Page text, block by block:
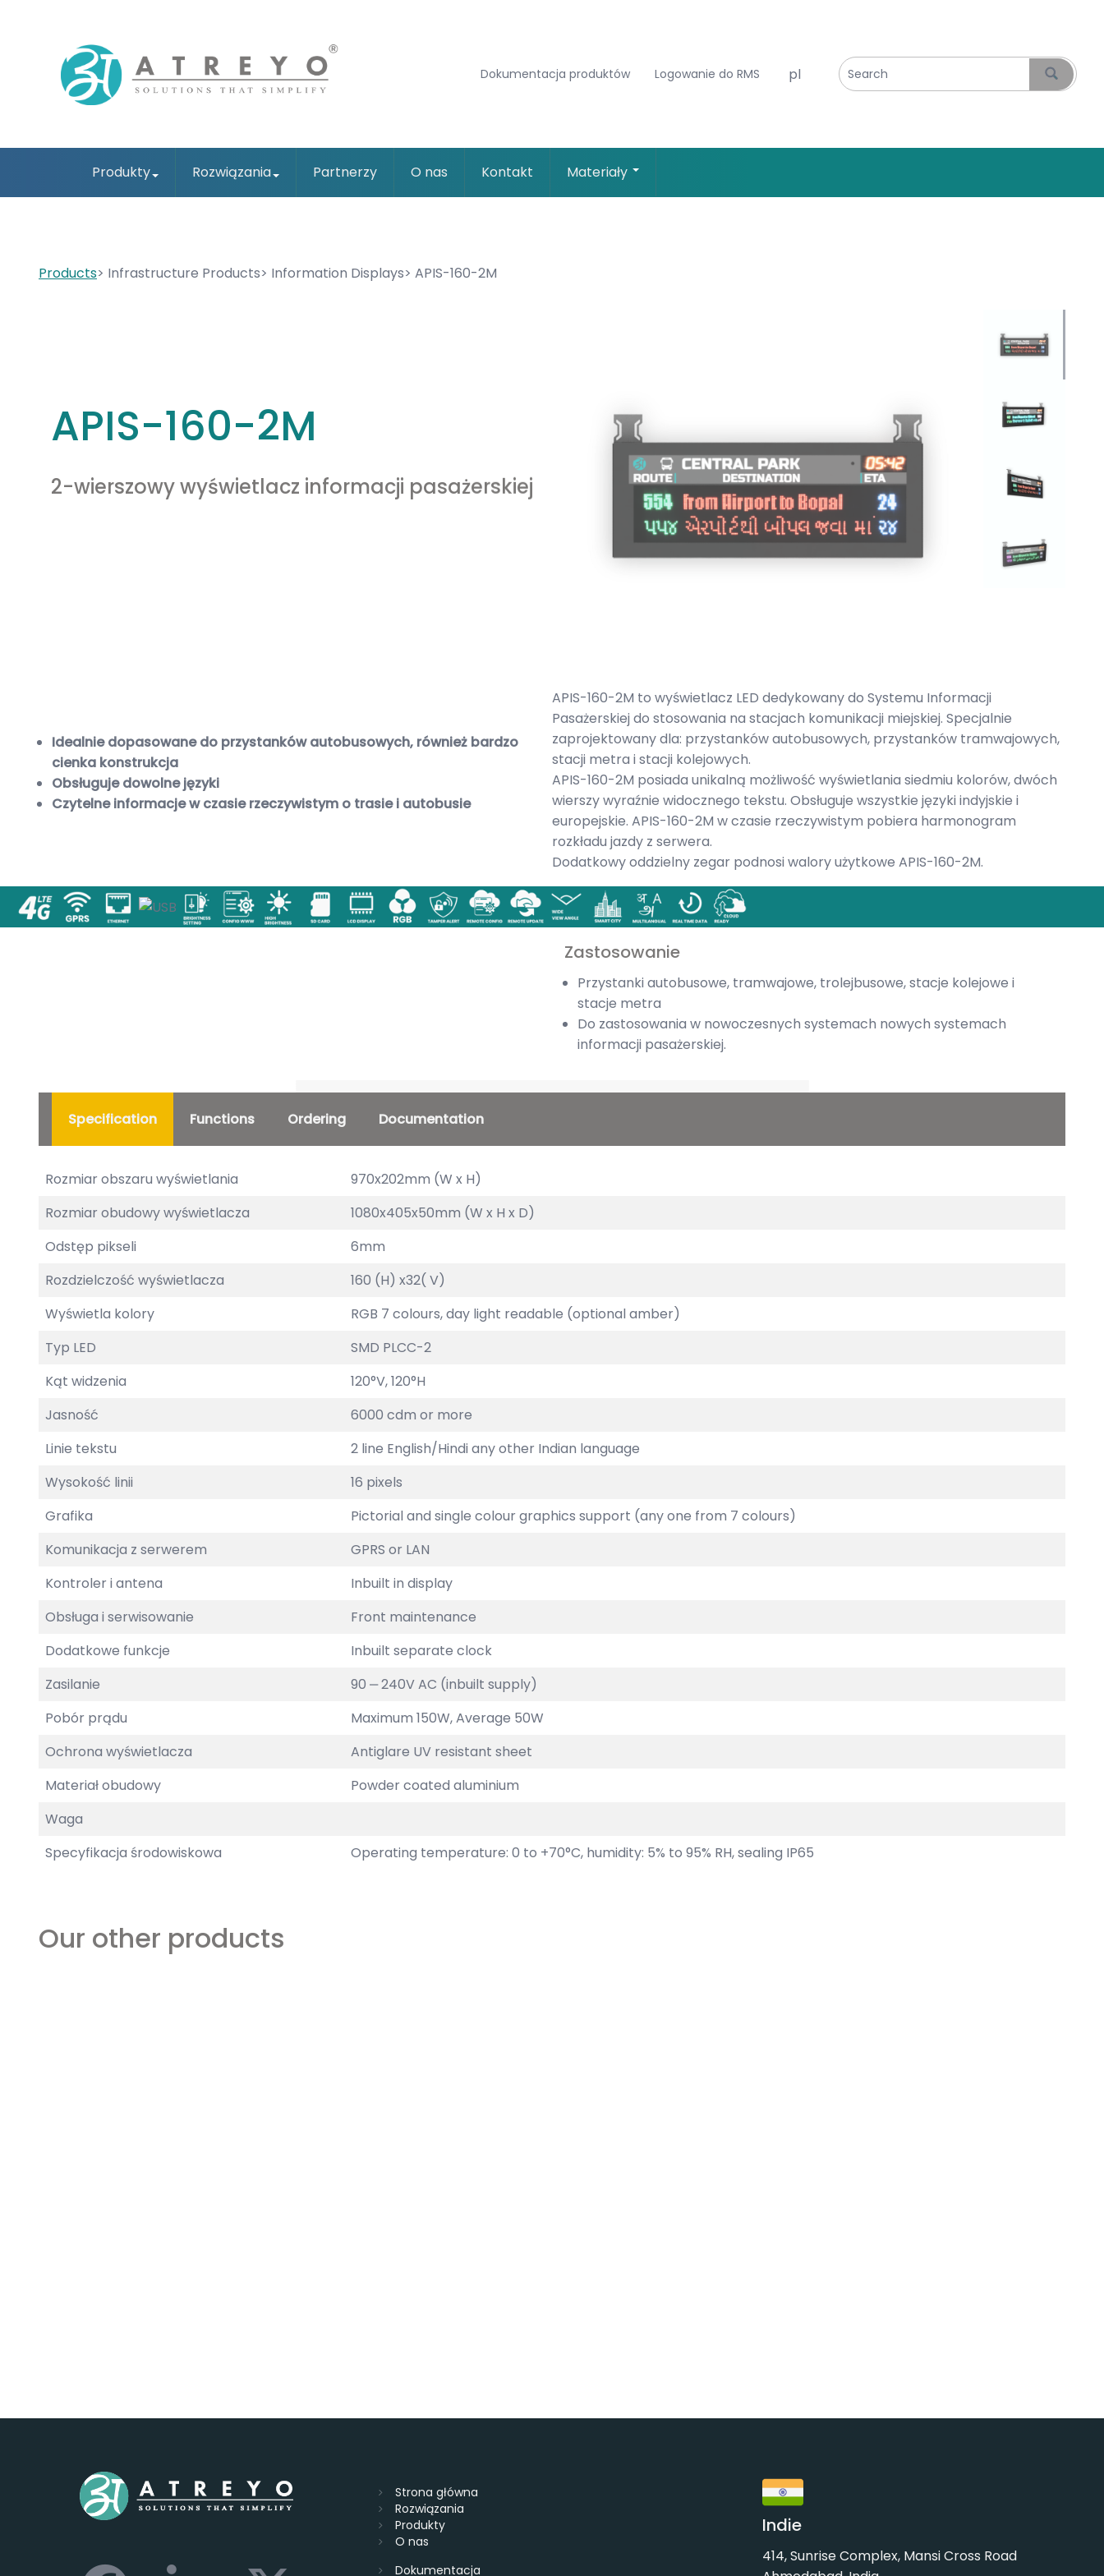
Dokumentacja produktów Logowanie do RMS Select your language
Produkty Rozwiązania Partnerzy O nas Kontakt Materiały
Products Infrastructure Products Information Displays APIS-160-2M
APIS-160-2M
2-wierszowy wyświetlacz informacji pasażerskiej Use the arrow
Idealnie dopasowane do przystanków autobusowych, również bardzo
cienka konstrukcja
Obsługuje dowolne języki
Czytelne informacje w czasie rzeczywistym o trasie i autobusie
APIS-160-2M to wyświetlacz LED dedykowany do Systemu Informacji
Pasażerskiej do stosowania na stacjach komunikacji miejskiej. Specjalnie
zaprojektowany dla: przystanków autobusowych, przystanków tramwajowych,
stacji metra i stacji kolejowych.
APIS-160-2M posiada unikalną możliwość wyświetlania siedmiu kolorów, dwóch
wierszy wyraźnie widocznego tekstu. Obsługuje wszystkie języki indyjskie i
europejskie. APIS-160-2M w czasie rzeczywistym pobiera harmonogram
rozkładu jazdy z serwera.
Dodatkowy oddzielny zegar podnosi walory użytkowe APIS-160-2M.
Zastosowanie
Przystanki autobusowe, tramwajowe, trolejbusowe, stacje kolejowe i
stacje metra
Do zastosowania w nowoczesnych systemach nowych systemach
informacji pasażerskiej.
Specification Functions Ordering Documentation
Rozmiar obszaru wyświetlania
970x202mm (W x H)
Rozmiar obudowy wyświetlacza
1080x405x50mm (W x H x D)
Odstęp pikseli
6mm
Rozdzielczość wyświetlacza
160 (H) x32( V)
Wyświetla kolory
RGB 7 colours, day light readable (optional amber)
Typ LED
SMD PLCC-2
Kąt widzenia
120°V, 120°H
Jasność
6000 cdm or more
Linie tekstu
2 line English/Hindi any other Indian language
Wysokość linii
16 pixels
Grafika
Pictorial and single colour graphics support (any one from 7 colours)
Komunikacja z serwerem
GPRS or LAN
Kontroler i antena
Inbuilt in display
Obsługa i serwisowanie
Front maintenance
Dodatkowe funkcje
Inbuilt separate clock
Zasilanie
90 ‒ 240V AC (inbuilt supply)
Pobór prądu
Maximum 150W, Average 50W
Ochrona wyświetlacza
Antiglare UV resistant sheet
Materiał obudowy
Powder coated aluminium
Waga
Specyfikacja środowiskowa
Operating temperature: 0 to +70°C, humidity: 5% to 95% RH, sealing IP65
Our other products
Strona główna
Rozwiązania
Produkty
O nas
Dokumentacja
Indie
414, Sunrise Complex, Mansi Cross Road